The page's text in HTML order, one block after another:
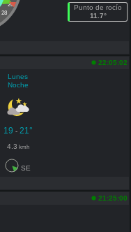
26
28
Punto de rocío
11.7°
22:05:02
Lunes
Noche
19 - 21°
4.3 kmh
SE
21:25:00